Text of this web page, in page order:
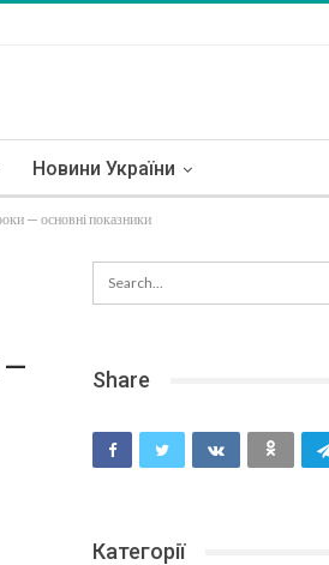
Новини України
— основні показники
—
Share
Категорії